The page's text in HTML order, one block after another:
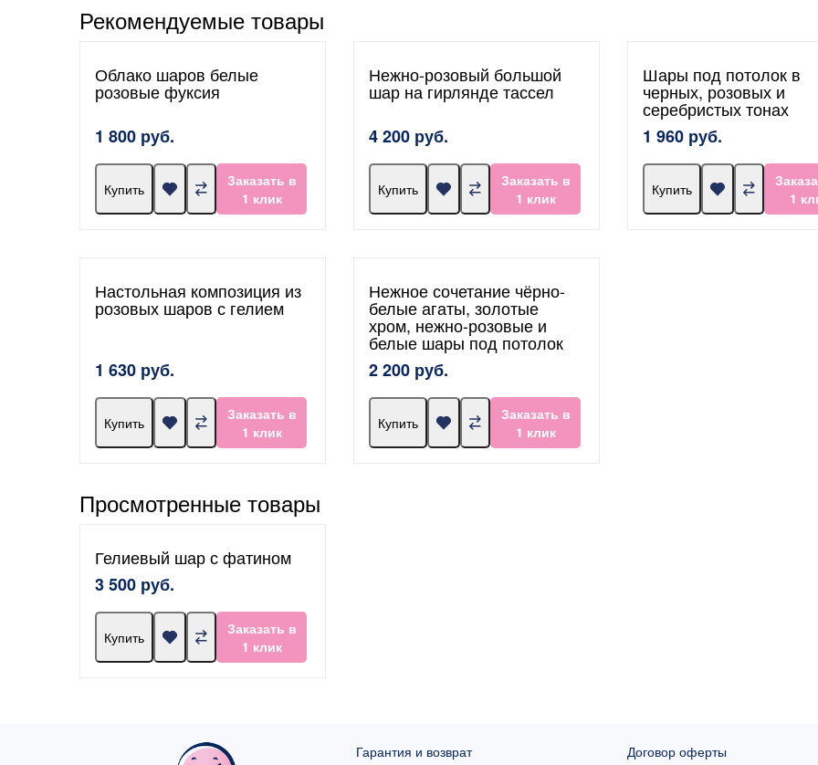
Рекомендуемые товары
Облако шаров белые
розовые фуксия
1 800 руб.
Купить
Заказать в
1 клик
Нежно-розовый большой
шар на гирлянде тассел
4 200 руб.
Купить
Заказать в
1 клик
Шары под потолок в
черных, розовых и
серебристых тонах
1 960 руб.
Купить
1
Настольная композиция из
розовых шаров с гелием
1 630 руб.
Купить
Заказать в
1 клик
Нежное сочетание чёрно-
белые агаты, золотые
хром, нежно-розовые и
белые шары под потолок
2 200 руб.
Купить
Заказать в
1 клик
Просмотренные товары
Гелиевый шар с фатином
3 500 руб.
Купить
Заказать в
1 клик
Гарантия и возврат
Договор оферты